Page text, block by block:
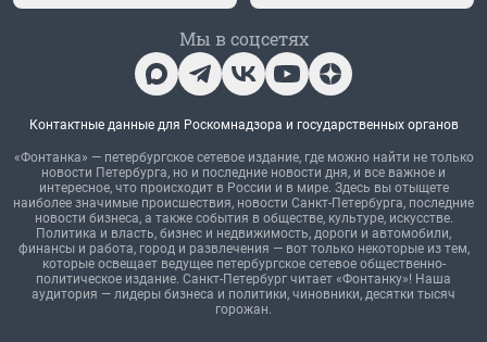
Мы в соцсетях
Контактные данные для Роскомнадзора и государственных органов
«Фонтанка» — петербургское сетевое издание, где можно найти не только
новости Петербурга, но и последние новости дня, и все важное и
интересное, что происходит в России и в мире. Здесь вы отыщете
наиболее значимые происшествия, новости Санкт-Петербурга, последние
новости бизнеса, а также события в обществе, культуре, искусстве.
Политика и власть, бизнес и недвижимость, дороги и автомобили,
финансы и работа, город и развлечения — вот только некоторые из тем,
которые освещает ведущее петербургское сетевое общественно-
политическое издание. Санкт-Петербург читает «Фонтанку»! Наша
аудитория — лидеры бизнеса и политики, чиновники, десятки тысяч
горожан.